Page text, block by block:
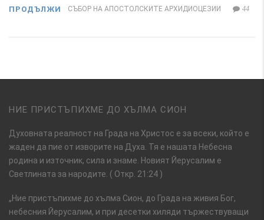
СЪБОР НА АПОСТОЛСКИТЕ АРХИДИОЦЕЗИИ 44
ПРОДЪЛЖИ
НИЕ ПРИСТЪПИХМЕ ДО ХЪЛМА СИОН
Духовната реалност на Града на Христос е за всеки, който е
жаден да пие от изворите на Духа. Тя е нашата Небесна
родина и източник, сила и знаме. Новият Йерусалим е
Светлината за народите. ( Откр. 21:24 )
„Ние пристъпихме до хълма Сион, до Града на живия Бог,
небесния Йерусалим, и при десетки хиляди тържествуващи